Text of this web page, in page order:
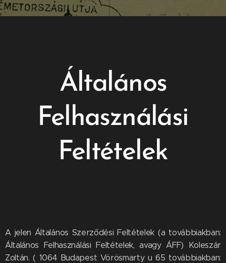
Általános
Felhasználási
Feltételek
A jelen Általános Szerződési Feltételek (a továbbiakban:
Általános Felhasználási Feltételek, avagy ÁFF) Koleszár
Zoltán. ( 1064 Budapest Vörösmarty u 65 továbbiakban: